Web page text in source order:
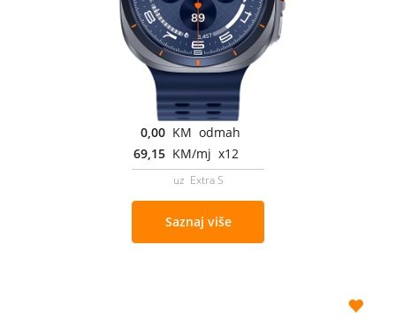
0,00 KM odmah
69,15 KM/mj x12
uz Extra S
Saznaj više